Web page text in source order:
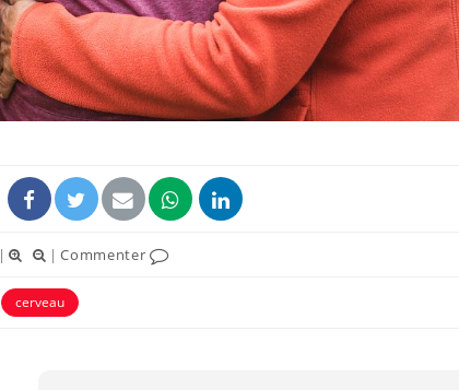
| |Commenter
cerveau
réflexe